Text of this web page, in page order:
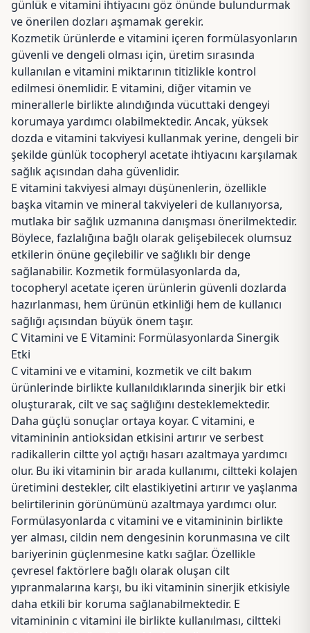
günlük e vitamini ihtiyacını göz önünde bulundurmak
ve önerilen dozları aşmamak gerekir.
Kozmetik ürünlerde e vitamini içeren formülasyonların
güvenli ve dengeli olması için, üretim sırasında
kullanılan e vitamini miktarının titizlikle kontrol
edilmesi önemlidir. E vitamini, diğer vitamin ve
minerallerle birlikte alındığında vücuttaki dengeyi
korumaya yardımcı olabilmektedir. Ancak, yüksek
dozda e vitamini takviyesi kullanmak yerine, dengeli bir
şekilde günlük tocopheryl acetate ihtiyacını karşılamak
sağlık açısından daha güvenlidir.
E vitamini takviyesi almayı düşünenlerin, özellikle
başka vitamin ve mineral takviyeleri de kullanıyorsa,
mutlaka bir sağlık uzmanına danışması önerilmektedir.
Böylece, fazlalığına bağlı olarak gelişebilecek olumsuz
etkilerin önüne geçilebilir ve sağlıklı bir denge
sağlanabilir. Kozmetik formülasyonlarda da,
tocopheryl acetate içeren ürünlerin güvenli dozlarda
hazırlanması, hem ürünün etkinliği hem de kullanıcı
sağlığı açısından büyük önem taşır.
C Vitamini ve E Vitamini: Formülasyonlarda Sinergik
Etki
C vitamini ve e vitamini, kozmetik ve cilt bakım
ürünlerinde birlikte kullanıldıklarında sinerjik bir etki
oluşturarak, cilt ve saç sağlığını desteklemektedir.
Daha güçlü sonuçlar ortaya koyar. C vitamini, e
vitamininin antioksidan etkisini artırır ve serbest
radikallerin ciltte yol açtığı hasarı azaltmaya yardımcı
olur. Bu iki vitaminin bir arada kullanımı, ciltteki kolajen
üretimini destekler, cilt elastikiyetini artırır ve yaşlanma
belirtilerinin görünümünü azaltmaya yardımcı olur.
Formülasyonlarda c vitamini ve e vitamininin birlikte
yer alması, cildin nem dengesinin korunmasına ve cilt
bariyerinin güçlenmesine katkı sağlar. Özellikle
çevresel faktörlere bağlı olarak oluşan cilt
yıpranmalarına karşı, bu iki vitaminin sinerjik etkisiyle
daha etkili bir koruma sağlanabilmektedir. E
vitamininin c vitamini ile birlikte kullanılması, ciltteki